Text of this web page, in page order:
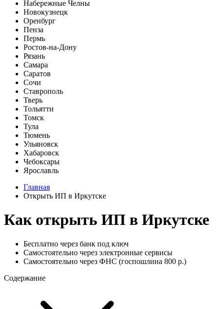
Набережные Челны
Новокузнецк
Оренбург
Пенза
Пермь
Ростов-на-Дону
Рязань
Самара
Саратов
Сочи
Ставрополь
Тверь
Тольятти
Томск
Тула
Тюмень
Ульяновск
Хабаровск
Чебоксары
Ярославль
Главная
Открыть ИП в Иркутске
Как открыть ИП в Иркутске
Бесплатно через банк под ключ
Самостоятельно через электронные сервисы
Самостоятельно через ФНС (госпошлина 800 р.)
Содержание